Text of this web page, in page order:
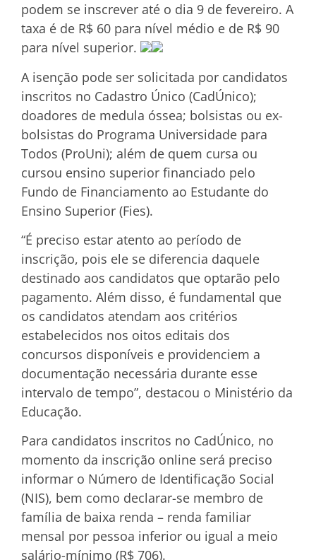
podem se inscrever até o dia 9 de fevereiro. A
taxa é de R$ 60 para nível médio e de R$ 90
para nível superior.
A isenção pode ser solicitada por candidatos
inscritos no Cadastro Único (CadÚnico);
doadores de medula óssea; bolsistas ou ex-
bolsistas do Programa Universidade para
Todos (ProUni); além de quem cursa ou
cursou ensino superior financiado pelo
Fundo de Financiamento ao Estudante do
Ensino Superior (Fies).
“É preciso estar atento ao período de
inscrição, pois ele se diferencia daquele
destinado aos candidatos que optarão pelo
pagamento. Além disso, é fundamental que
os candidatos atendam aos critérios
estabelecidos nos oitos editais dos
concursos disponíveis e providenciem a
documentação necessária durante esse
intervalo de tempo”, destacou o Ministério da
Educação.
Para candidatos inscritos no CadÚnico, no
momento da inscrição online será preciso
informar o Número de Identificação Social
(NIS), bem como declarar-se membro de
família de baixa renda – renda familiar
mensal por pessoa inferior ou igual a meio
salário-mínimo (R$ 706).